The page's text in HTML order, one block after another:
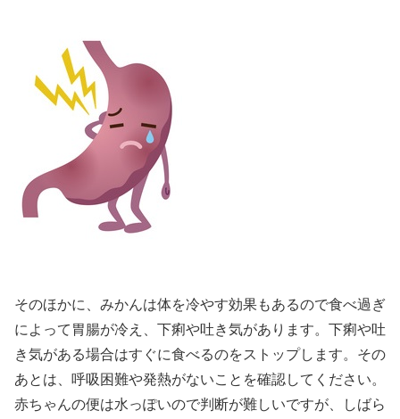
そのほかに、みかんは体を冷やす効果もあるので食べ過ぎ
によって胃腸が冷え、下痢や吐き気があります。下痢や吐
き気がある場合はすぐに食べるのをストップします。その
あとは、呼吸困難や発熱がないことを確認してください。
赤ちゃんの便は水っぽいので判断が難しいですが、しばら